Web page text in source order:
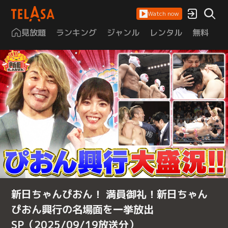
Watch now
見放題 ランキング ジャンル レンタル 無料
新日ちゃんぴおん！ 満員御礼！新日ちゃん
ぴおん興行の名場面を一挙放出
SP（2025/09/19放送分）